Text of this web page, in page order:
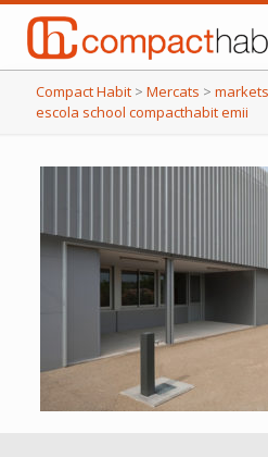
Compact Habit > Mercats >
escola school compacthabit emii